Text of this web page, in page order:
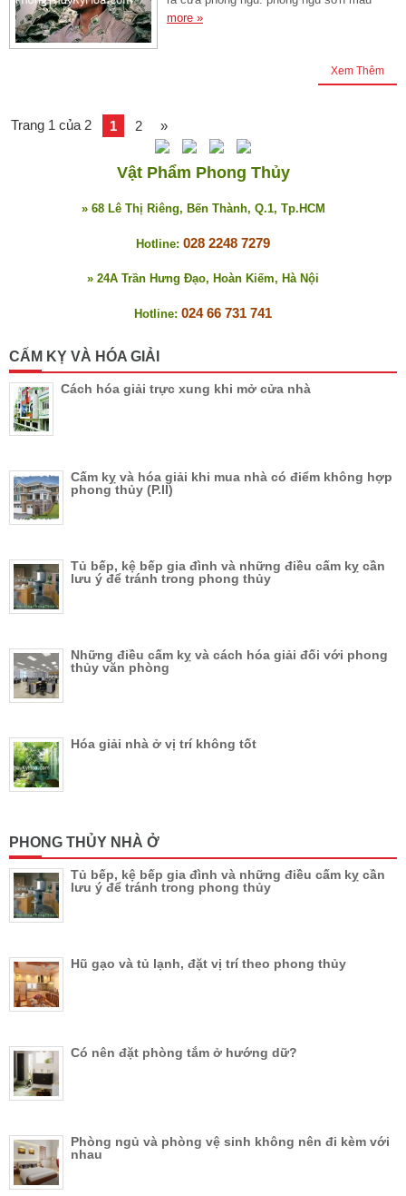
more »
Xem Thêm
Trang 1 của 2 1 2 »
Vật Phẩm Phong Thủy
» 68 Lê Thị Riêng, Bến Thành, Q.1, Tp.HCM
Hotline: 028 2248 7279
» 24A Trần Hưng Đạo, Hoàn Kiếm, Hà Nội
Hotline: 024 66 731 741
CẤM KỴ VÀ HÓA GIẢI
Cách hóa giải trực xung khi mở cửa nhà
Cấm kỵ và hóa giải khi mua nhà có điểm không hợp
phong thủy (P.II)
Tủ bếp, kệ bếp gia đình và những điều cấm kỵ cần
lưu ý để tránh trong phong thủy
Những điều cấm kỵ và cách hóa giải đối với phong
thủy văn phòng
Hóa giải nhà ở vị trí không tốt
PHONG THỦY NHÀ Ở
Tủ bếp, kệ bếp gia đình và những điều cấm kỵ cần
lưu ý để tránh trong phong thủy
Hũ gạo và tủ lạnh, đặt vị trí theo phong thủy
Có nên đặt phòng tắm ở hướng dữ?
Phòng ngủ và phòng vệ sinh không nên đi kèm với
nhau